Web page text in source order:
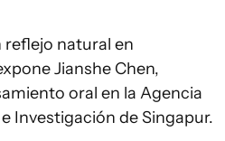
reflejo natural en
Jianshe Chen,
oral en la Agencia
Investigación de Singapur.